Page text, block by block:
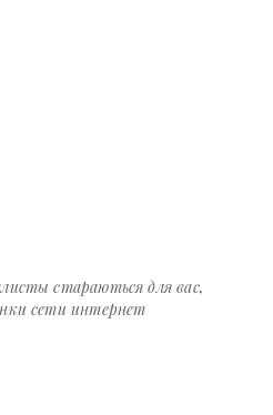
стараються для вас,
сети интернет